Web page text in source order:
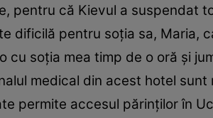
pentru că Kievul a suspendat
dificilă pentru soţia sa, Maria,
cu soţia mea timp de o oră şi
medical din acest hotel sunt
permite accesul părinţilor în